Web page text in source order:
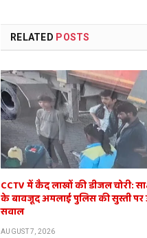
RELATED POSTS
CCTV में कैद लाखों की डीजल चोरी:
के बावजूद अमलाई पुलिस की सुस्ती पर
सवाल
AUGUST 7, 2026